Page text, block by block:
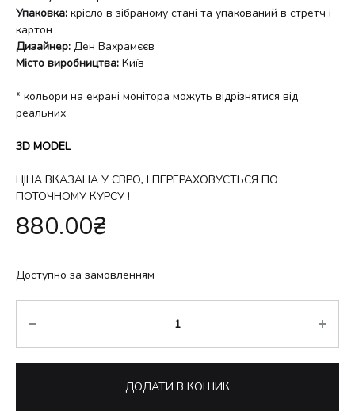
Упаковка: крісло в зібраному стані та упакований в стретч і
картон
Дизайнер: Ден Вахрамєєв
Місто виробництва: Київ
* кольори на екрані монітора можуть відрізнятися від
реальних
3D MODEL
ЦІНА ВКАЗАНА У ЄВРО, I ПЕРЕРАХОВУЄТЬСЯ ПО
ПОТОЧНОМУ КУРСУ !
880.00₴
Доступно за замовленням
ДОДАТИ В КОШИК